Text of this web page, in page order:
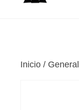
Inicio / General